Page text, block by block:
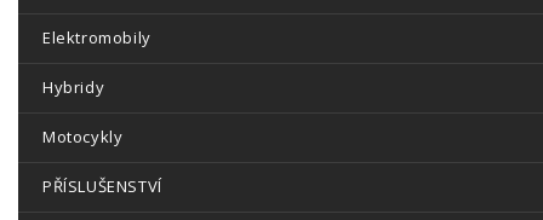
Elektromobily
Hybridy
Motocykly
PŘÍSLUŠENSTVÍ